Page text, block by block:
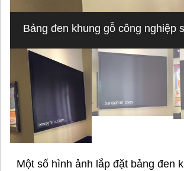
Bảng đen khung gỗ công nghiệp
Một số hình ảnh lắp đặt bảng đen